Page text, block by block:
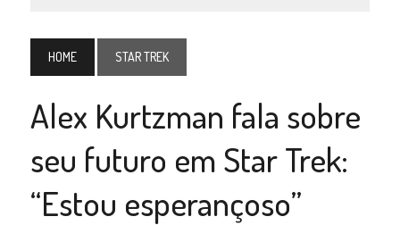
HOME STAR TREK
Alex Kurtzman fala sobre
seu futuro em Star Trek:
“Estou esperançoso”